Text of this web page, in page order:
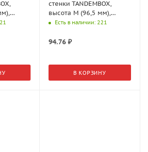
стенки TANDEMBOX,
высота M (96,5 мм),
правый, Орион серый
Есть в наличии: 221
94.76₽
В КОРЗИНУ